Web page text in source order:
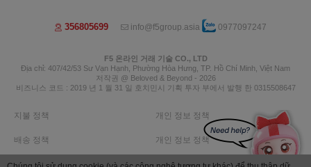
356805699 info@f5group.asia 0977097247
F5 온라인 거래 기술 CO., LTD
Địa chỉ: 407/42/53 Sư Vạn Hạnh, Phường Hòa Hưng, TP. Hồ Chí Minh, Việt Nam
저작권 @ Beloved & Beyond - 2026
비즈니스 코드 : 2019 년 1 월 31 일 호치민시 기획 투자 부에서 발행 한 0315508647
지불 정책 개인 정보 정책
배송 정책 개인 정보 정책
반품 정책 환불 정책